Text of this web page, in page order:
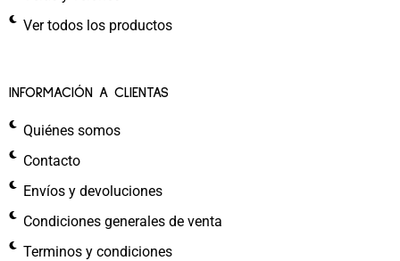
Ver todos los productos
INFORMACIÓN A CLIENTAS
Quiénes somos
Contacto
Envíos y devoluciones
Condiciones generales de venta
Terminos y condiciones